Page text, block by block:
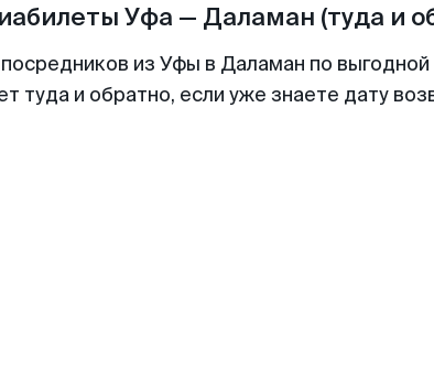
Уфа — Даламан (туда и
из Уфы в Даламан по
туда и обратно, если уже знаете дату